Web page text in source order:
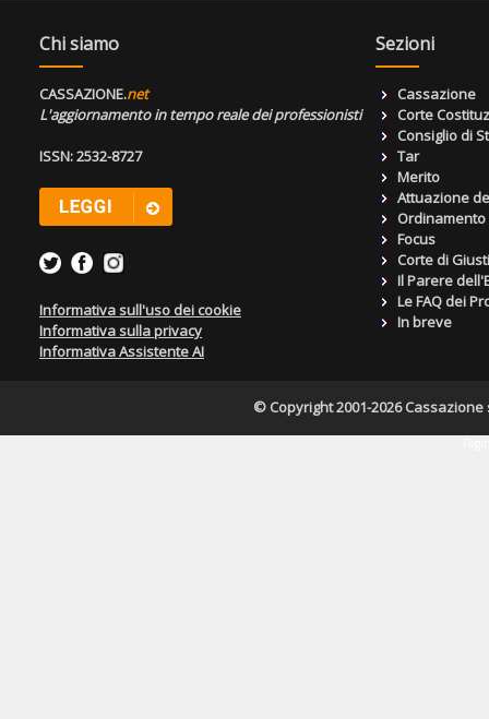
Chi siamo
CASSAZIONE.net
L'aggiornamento in tempo reale dei professionisti
ISSN: 2532-8727
Informativa sull'uso dei cookie
Informativa sulla privacy
Informativa Assistente AI
Sezioni
Cassazione
Corte
Consiglio di
Tar
Merito
Attuazione
Focus
Corte di
Il Parere
Le FAQ dei
In breve
© Copyright 2001-2026 Cassazione